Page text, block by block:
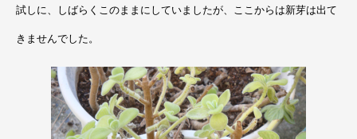
試しに、しばらくこのままにしていましたが、ここからは新芽は出て
きませんでした。